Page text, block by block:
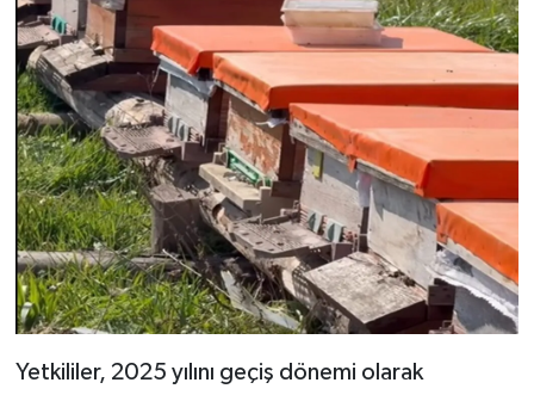
Yetkililer, 2025 yılını geçiş dönemi olarak
Teknoloji Haberleri
Siyaset Haberleri
Dünya Haberleri
Yerel Haberler
Haber Arşivi